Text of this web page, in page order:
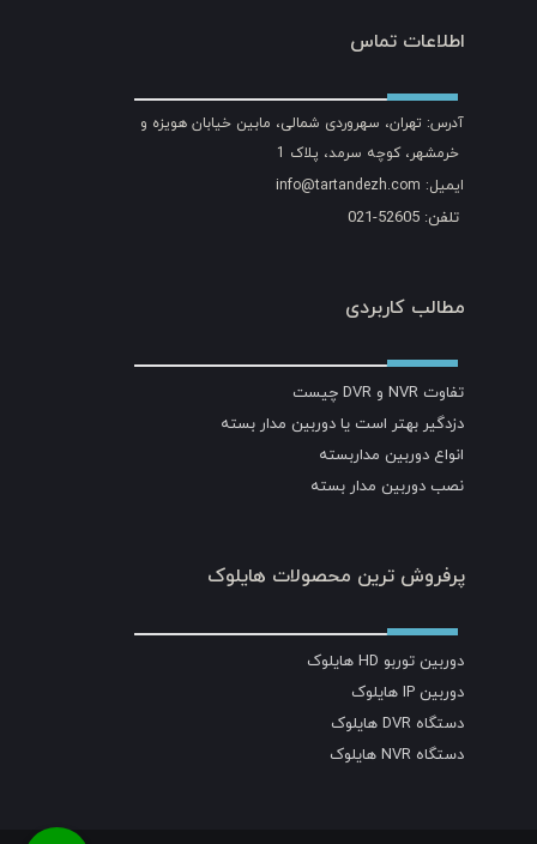
اطلاعات تماس
آدرس: تهران، سهروردی شمالی، مابین خیابان هویزه و
خرمشهر، کوچه سرمد، پلاک 1
ایمیل: info@tartandezh.com
تلفن: 52605-021
مطالب کاربردی
تفاوت NVR و DVR چیست
دزدگیر بهتر است یا دوربین مدار بسته
انواع دوربین مداربسته
نصب دوربین مدار بسته
پرفروش ترین محصولات هایلوک
دوربین توربو HD هایلوک
دوربین IP هایلوک
دستگاه DVR هایلوک
دستگاه NVR هایلوک